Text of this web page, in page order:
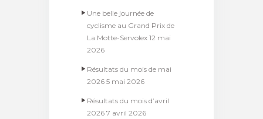
Une belle journée de
cyclisme au Grand Prix de
La Motte-Servolex 12 mai
2026
Résultats du mois de mai
2026 5 mai 2026
Résultats du mois d’avril
2026 7 avril 2026